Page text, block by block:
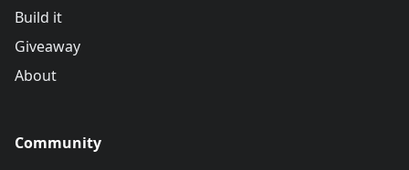
Build it
Giveaway
About
Community